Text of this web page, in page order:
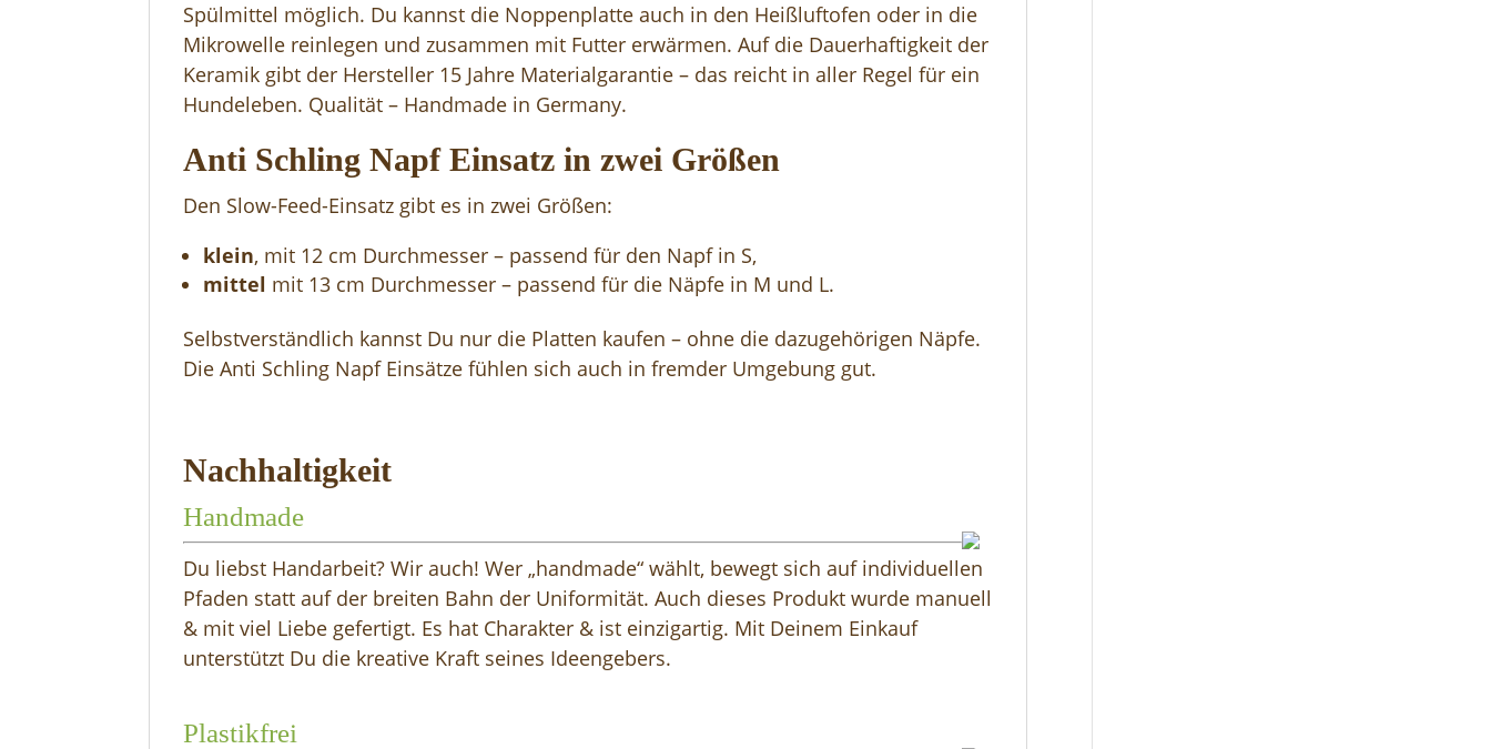
Spülmittel möglich. Du kannst die Noppenplatte auch in den Heißluftofen oder in die
Mikrowelle reinlegen und zusammen mit Futter erwärmen. Auf die Dauerhaftigkeit der
Keramik gibt der Hersteller 15 Jahre Materialgarantie – das reicht in aller Regel für ein
Hundeleben. Qualität – Handmade in Germany.
Anti Schling Napf Einsatz in zwei Größen
Den Slow-Feed-Einsatz gibt es in zwei Größen:
klein, mit 12 cm Durchmesser – passend für den Napf in S,
mittel mit 13 cm Durchmesser – passend für die Näpfe in M und L.
Selbstverständlich kannst Du nur die Platten kaufen – ohne die dazugehörigen Näpfe.
Die Anti Schling Napf Einsätze fühlen sich auch in fremder Umgebung gut.
Nachhaltigkeit
Handmade
Du liebst Handarbeit? Wir auch! Wer „handmade“ wählt, bewegt sich auf individuellen
Pfaden statt auf der breiten Bahn der Uniformität. Auch dieses Produkt wurde manuell
& mit viel Liebe gefertigt. Es hat Charakter & ist einzigartig. Mit Deinem Einkauf
unterstützt Du die kreative Kraft seines Ideengebers.
Plastikfrei